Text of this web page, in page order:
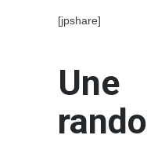
[jpshare]
Une